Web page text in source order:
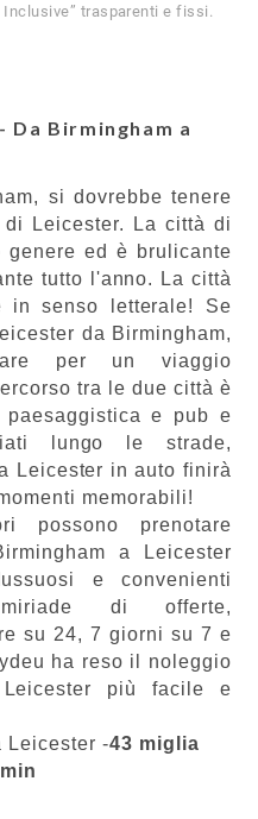
Inclusive” trasparenti e fissi.
Birmingham a
si dovrebbe tenere
Leicester. La città di
ed è brulicante
tutto l'anno. La città
in senso letterale! Se
da Birmingham,
per un viaggio
tra le due città è
e pub e
lungo le strade,
Leicester in auto finirà
memorabili!
possono prenotare
a Leicester
e convenienti
di offerte,
su 24, 7 giorni su 7 e
ha reso il noleggio
più facile e
Leicester -43 miglia